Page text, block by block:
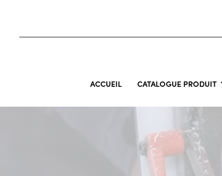
ACCUEIL CATALOGUE PRODUIT